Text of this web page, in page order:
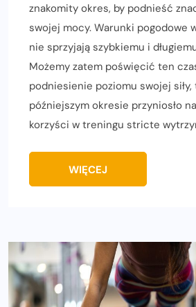
znakomity okres, by podnieść
swojej mocy. Warunki pogodowe
nie sprzyjają szybkiemu i
Możemy zatem poświęcić ten
podniesienie poziomu swojej siły,
późniejszym okresie przyniosło
korzyści w treningu stricte
WIĘCEJ